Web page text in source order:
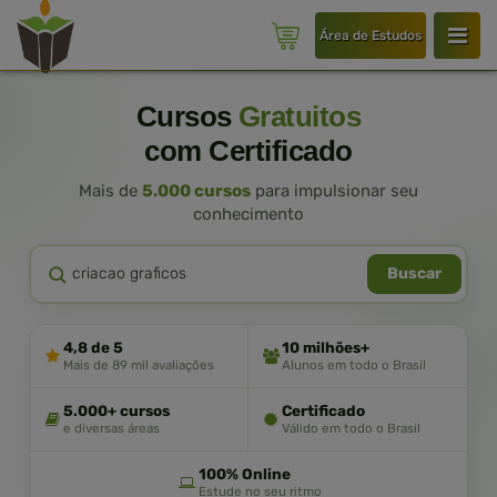
Área de Estudos
Cursos Gratuitos
com Certificado
Mais de 5.000 cursos para impulsionar seu
conhecimento
Buscar
4,8 de 5
Mais de 89 mil avaliações
10 milhões+
Alunos em todo o Brasil
5.000+ cursos
e diversas áreas
Certificado
Válido em todo o Brasil
100% Online
Estude no seu ritmo